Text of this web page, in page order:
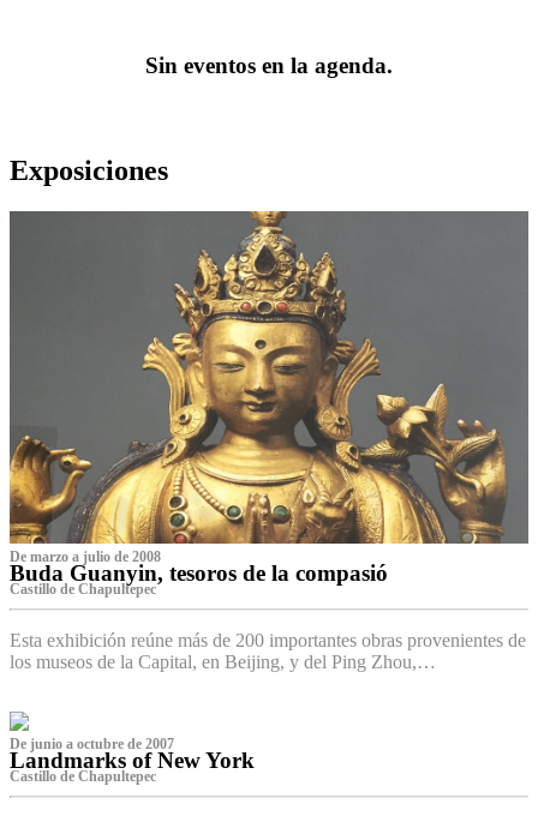
Sin eventos en la agenda.
Exposiciones
De marzo a julio de 2008
Buda Guanyin, tesoros de la compasió
Castillo de Chapultepec
Esta exhibición reúne más de 200 importantes obras provenientes de
los museos de la Capital, en Beijing, y del Ping Zhou,…
De junio a octubre de 2007
Landmarks of New York
Castillo de Chapultepec